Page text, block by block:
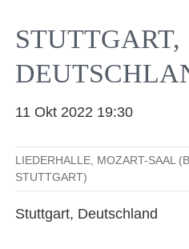
FacebookYouTube
STUTTGART,
11 Okt 2022 19:30
LIEDERHALLE, MOZART-SAAL
STUTTGART)
Stuttgart, Deutschland